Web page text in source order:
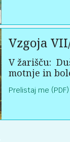
Vzgoja
V žarišču:
motnje in
Prelistaj me (PDF)